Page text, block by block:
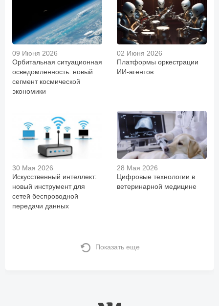
09 Июня 2026
Орбитальная ситуационная
осведомленность: новый
сегмент космической
экономики
02 Июня 2026
Платформы оркестрации
ИИ-агентов
30 Мая 2026
Искусственный интеллект:
новый инструмент для
сетей беспроводной
передачи данных
28 Мая 2026
Цифровые технологии в
ветеринарной медицине
Показать еще